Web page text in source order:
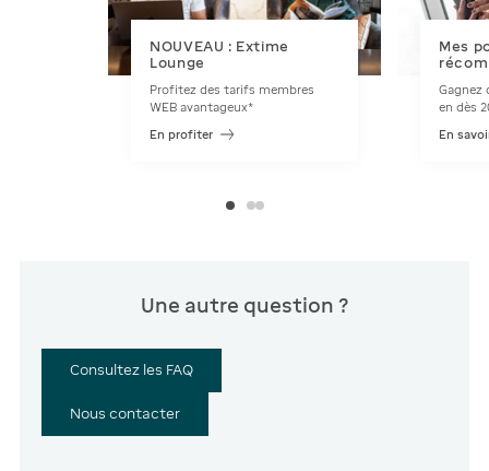
NOUVEAU : Extime
Lounge
Profitez des tarifs membres
WEB avantageux*
En profiter
Mes
Gagnez
en dès
En
Une autre question ?
Consultez les FAQ
Nous contacter